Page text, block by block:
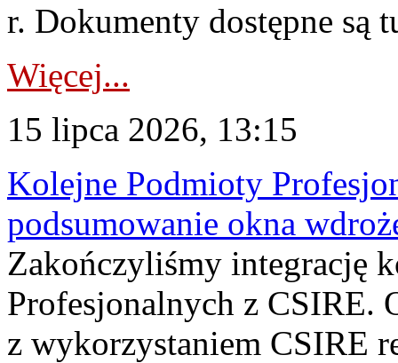
r. Dokumenty dostępne są
Więcej...
15 lipca 2026, 13:15
Kolejne Podmioty
podsumowanie okna
Zakończyliśmy integrację
Profesjonalnych z CSIRE.
z wykorzystaniem CSIRE